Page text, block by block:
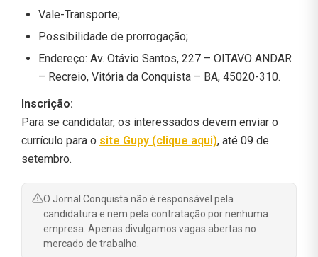
Vale-Transporte;
Possibilidade de prorrogação;
Endereço: Av. Otávio Santos, 227 – OITAVO ANDAR
– Recreio, Vitória da Conquista – BA, 45020-310.
Inscrição:
Para se candidatar, os interessados devem enviar o
currículo para o site Gupy (clique aqui), até 09 de
setembro.
O Jornal Conquista não é responsável pela
candidatura e nem pela contratação por nenhuma
empresa. Apenas divulgamos vagas abertas no
mercado de trabalho.